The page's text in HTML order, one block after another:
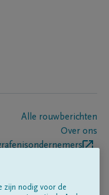
Alle rouwberichten
Over ons
zijn nodig voor de